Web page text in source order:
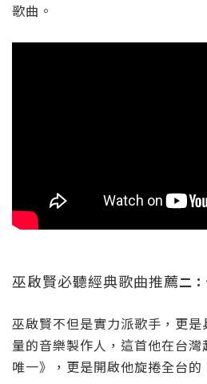
歌曲。
巫啟賢必聽經典歌曲推薦二：
巫啟賢不但是實力派歌手，更
量的音樂製作人，這首他在台灣
唯一》，更是開啟他旋捲全台的